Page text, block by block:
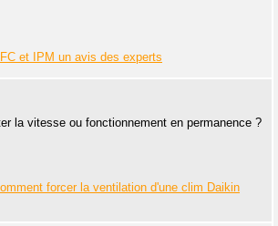
et IPM un avis des experts
la vitesse ou fonctionnement en permanence ?
forcer la ventilation d'une clim Daikin